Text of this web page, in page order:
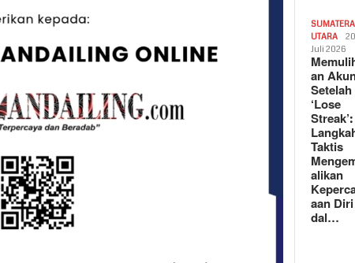
SUMATERA
UTARA
20
Juli 2026
an
Setelah
‘Lose
Streak’:
Taktis
alikan
aan Diri
dal…